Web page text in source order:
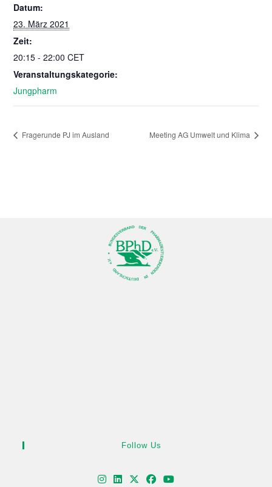
Datum:
23. März 2021
Zeit:
20:15 - 22:00CET
Veranstaltungskategorie:
Jungpharm
Fragerunde PJ im Ausland Meeting AG Umwelt und Klima
Follow Us